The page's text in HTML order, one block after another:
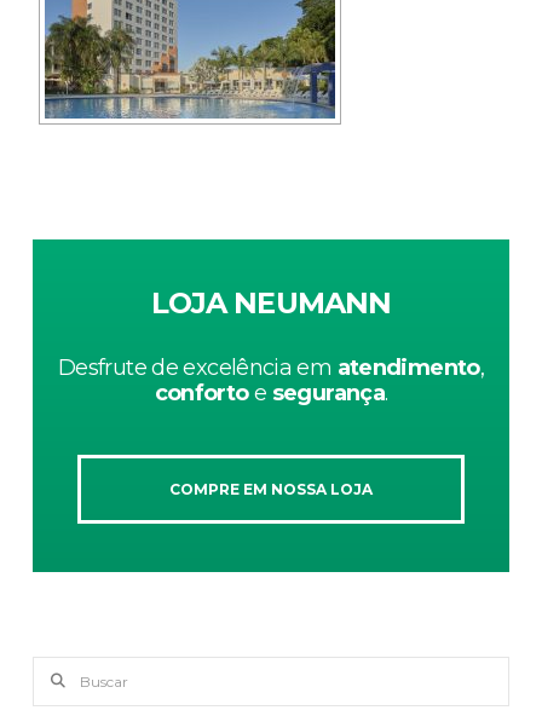
LOJA NEUMANN
Desfrute de excelência em atendimento,
confortoe segurança.
COMPRE EM NOSSA LOJA